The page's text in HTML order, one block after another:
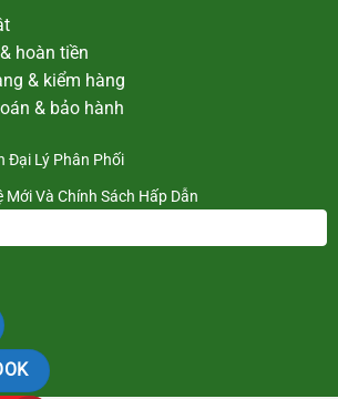
hoàn tiền
& kiểm hàng
& bảo hành
Đại Lý Phân Phối
Và Chính Sách Hấp Dẫn